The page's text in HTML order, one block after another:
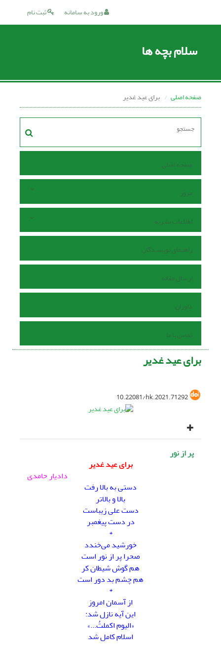
ثبت نام ورود به سامانه
سلام بچه ها
صفحه اصلی برای عید غدیر
صفحه اصلی
مرور
اطلاعات نشریه
راهنمای نویسندگان
ارسال مقاله
داوران
تماس با ما
برای عید غدیر
10.22081/hk.2021.71292
پر از نور
برای عید غدیر
دادیار حامدی
دستی به بالا رفت
بالا و بالاتر
دست علی زیباست
در دست پیغمبر
*
خورشید می‌خندد
صحرا پر از نور است
هم گوش شیطان کر
هم چشم بد دور است
*
از آسمان امروز
این آیه نازل شد:
«الیوم اکملتُ...»
اسلام کامل شد